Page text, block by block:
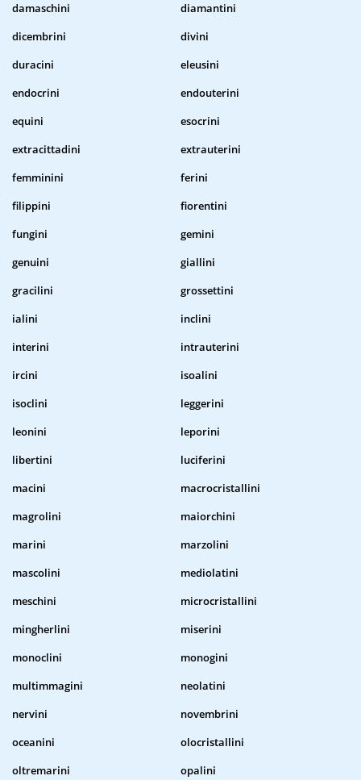
damaschini
diamantini
dicembrini
divini
duracini
eleusini
endocrini
endouterini
equini
esocrini
extracittadini
extrauterini
femminini
ferini
filippini
fiorentini
fungini
gemini
genuini
giallini
gracilini
grossettini
ialini
inclini
interini
intrauterini
ircini
isoalini
isoclini
leggerini
leonini
leporini
libertini
luciferini
macini
macrocristallini
magrolini
maiorchini
marini
marzolini
mascolini
mediolatini
meschini
microcristallini
mingherlini
miserini
monoclini
monogini
multimmagini
neolatini
nervini
novembrini
oceanini
olocristallini
oltremarini
opalini